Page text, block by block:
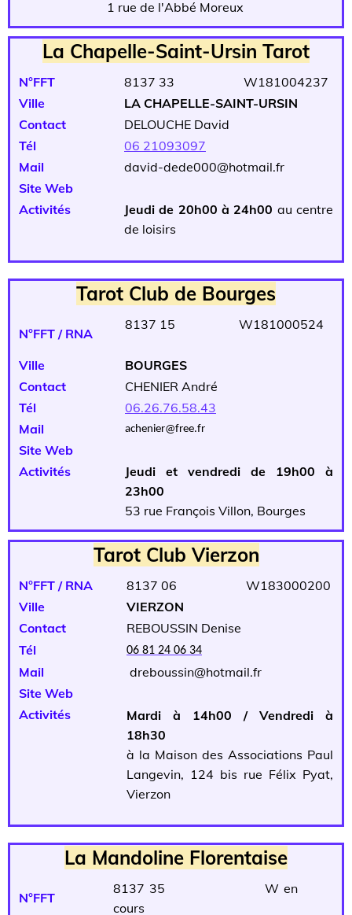
1 rue de l'Abbé Moreux
La Chapelle-Saint-Ursin Tarot
N°FFT
8137 33 W181004237
Ville
LA CHAPELLE-SAINT-URSIN
Contact
DELOUCHE David
Tél
06 21093097
Mail
david-dede000@hotmail.fr
Site Web
Activités
Jeudi de 20h00 à 24h00 au centre
de loisirs
Tarot Club de Bourges
N°FFT / RNA
8137 15 W181000524
Ville
BOURGES
Contact
CHENIER André
Tél
06.26.76.58.43
Mail
achenier@free.fr
Site Web
Activités
Jeudi et vendredi de 19h00 à
23h00
53 rue François Villon, Bourges
Tarot Club Vierzon
N°FFT / RNA
8137 06 W183000200
Ville
VIERZON
Contact
REBOUSSIN Denise
Tél
06 81 24 06 34
Mail
dreboussin@hotmail.fr
Site Web
Activités
Mardi à 14h00 / Vendredi à
18h30
à la Maison des Associations Paul
Langevin, 124 bis rue Félix Pyat,
Vierzon
La Mandoline Florentaise
N°FFT
8137 35 W en
cours